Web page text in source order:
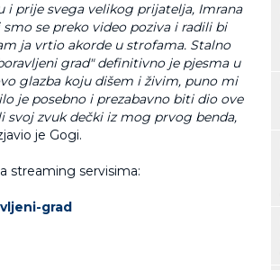
prije svega velikog prijatelja, Imrana
se preko video poziva i radili bi
ja vrtio akorde u strofama. Stalno
grad" definitivno je pjesma u
glazba koju dišem i živim, puno mi
je posebno i prezabavno biti dio ove
zvuk dečki iz mog prvog benda,
je Gogi.
streaming servisima:
grad